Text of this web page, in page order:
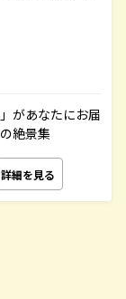
があなたにお届
絶景集
詳細を見る